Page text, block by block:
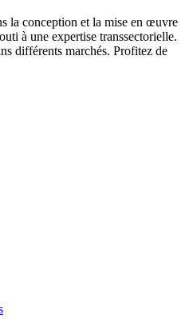
la conception et la mise en œuvre
à une expertise transsectorielle.
différents marchés. Profitez de